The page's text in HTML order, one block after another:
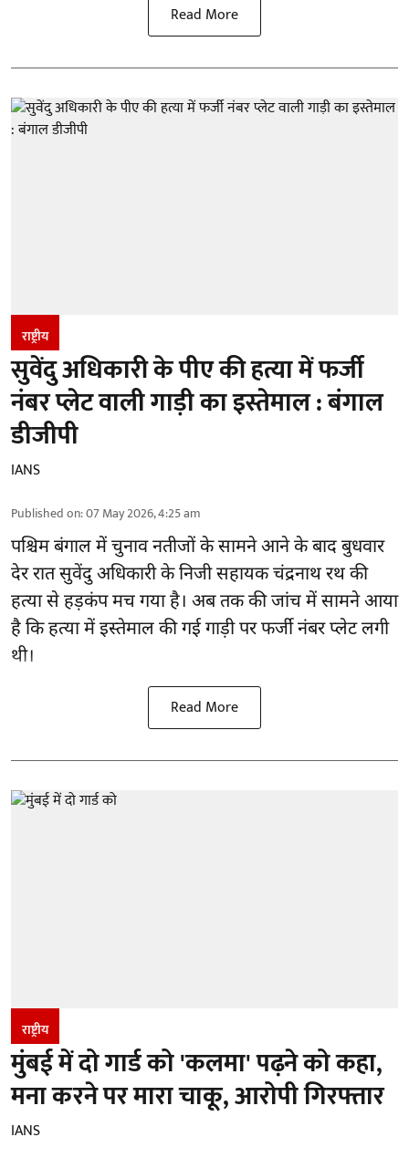
Read More
राष्ट्रीय
सुवेंदु अधिकारी के पीए की हत्या में फर्जी
नंबर प्लेट वाली गाड़ी का इस्तेमाल : बंगाल
डीजीपी
IANS
Published on:07 May 2026, 4:25 am
पश्चिम बंगाल में चुनाव नतीजों के सामने आने के बाद बुधवार
देर रात सुवेंदु अधिकारी के निजी सहायक चंद्रनाथ रथ की
हत्या से हड़कंप मच गया है। अब तक की जांच में सामने आया
है कि हत्या में इस्तेमाल की गई गाड़ी पर फर्जी नंबर प्लेट लगी
थी।
Read More
राष्ट्रीय
मुंबई में दो गार्ड को 'कलमा' पढ़ने को कहा,
मना करने पर मारा चाकू, आरोपी गिरफ्तार
IANS